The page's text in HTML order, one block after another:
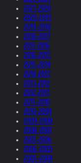
2021-2020
2020-2019
2019-2018
2018-2017
2017-2016
2016-2015
2015-2014
2014-2013
2013-2012
2012-2011
2011-2010
2010-2009
2009-2008
2008-2007
2007-2006
2006-2005
2005-2004